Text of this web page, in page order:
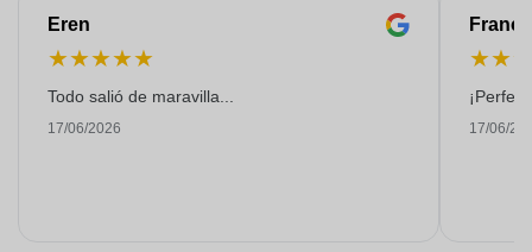
Eren
★★★★★
Todo salió de maravilla...
17/06/2026
★★
17/06/